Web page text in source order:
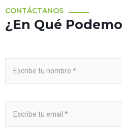
CONTÁCTANOS
¿En Qué